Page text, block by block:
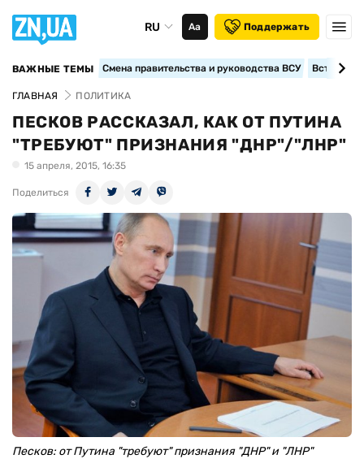
RU Аа Поддержать
ВАЖНЫЕ ТЕМЫ Смена правительства и руководства ВСУ
ГЛАВНАЯ ПОЛИТИКА
ПЕСКОВ РАССКАЗАЛ, КАК ОТ ПУТИНА
"ТРЕБУЮТ" ПРИЗНАНИЯ "ДНР"/"ЛНР"
15 апреля, 2015, 16:35
Поделиться
Песков: от Путина "требуют" признания "ДНР" и "ЛНР"